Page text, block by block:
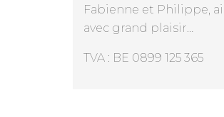
Fabienne et Philippe,
avec grand plaisir…
TVA : BE 0899 125 365